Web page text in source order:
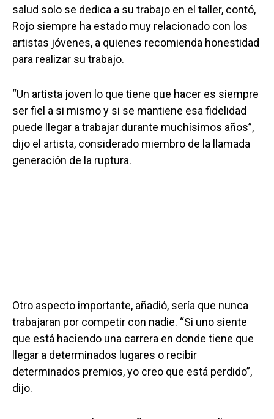
salud solo se dedica a su trabajo en el taller, contó,
Rojo siempre ha estado muy relacionado con los
artistas jóvenes, a quienes recomienda honestidad
para realizar su trabajo.
“Un artista joven lo que tiene que hacer es siempre
ser fiel a si mismo y si se mantiene esa fidelidad
puede llegar a trabajar durante muchísimos años”,
dijo el artista, considerado miembro de la llamada
generación de la ruptura.
Otro aspecto importante, añadió, sería que nunca
trabajaran por competir con nadie. “Si uno siente
que está haciendo una carrera en donde tiene que
llegar a determinados lugares o recibir
determinados premios, yo creo que está perdido”,
dijo.